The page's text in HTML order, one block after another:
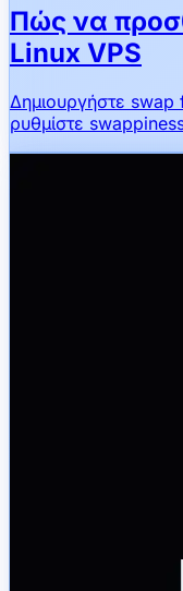
Πώς να
Linux VPS
Δημιουργήστε swap
ρυθμίστε